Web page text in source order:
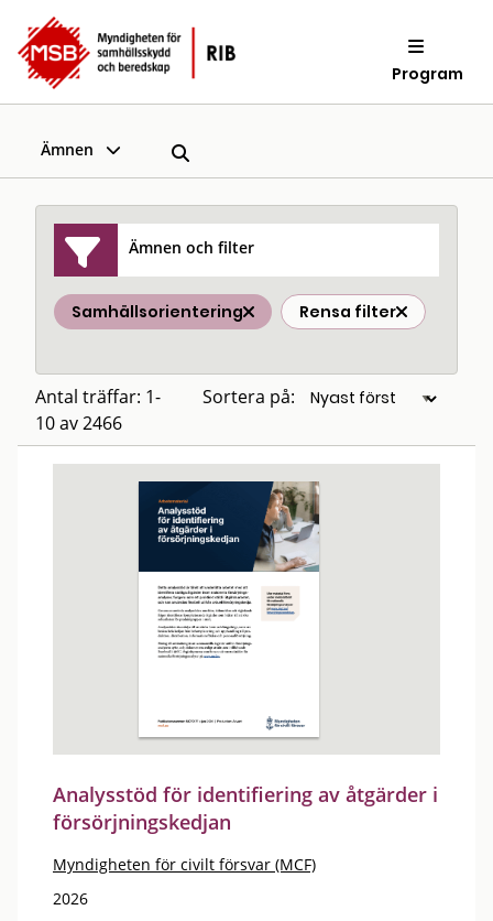
Program
Ämnen
Ämnen och filter
Samhällsorientering Rensa filter
Antal träffar: 1-
10 av 2466
Sortera på:
Analysstöd för identifiering av åtgärder i
försörjningskedjan
Myndigheten för civilt försvar (MCF)
2026